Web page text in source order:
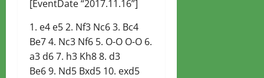
[EventDate “2017.11.16”]
1. e4 e5 2. Nf3 Nc6 3. Bc4
Be7 4. Nc3 Nf6 5. O-O O-O 6.
a3 d6 7. h3 Kh8 8. d3
Be6 9. Nd5 Bxd5 10. exd5